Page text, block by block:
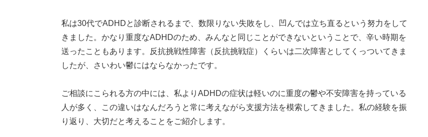
私は30代でADHDと診断されるまで、数限りない失敗をし、凹んでは立ち直るという努力をして
きました。かなり重度なADHDのため、みんなと同じことができないということで、辛い時期を
送ったこともあります。反抗挑戦性障害（反抗挑戦症）くらいは二次障害としてくっついてきま
したが、さいわい鬱にはならなかったです。
ご相談にこられる方の中には、私よりADHDの症状は軽いのに重度の鬱や不安障害を持っている
人が多く、この違いはなんだろうと常に考えながら支援方法を模索してきました。私の経験を振
り返り、大切だと考えることをご紹介します。